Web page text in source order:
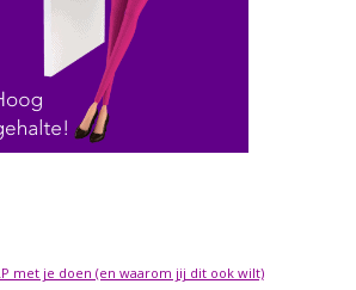
met je doen (en waarom jij dit ook wilt)